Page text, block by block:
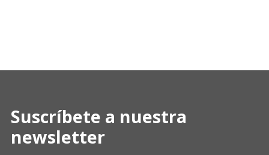
Suscríbete a nuestra
newsletter